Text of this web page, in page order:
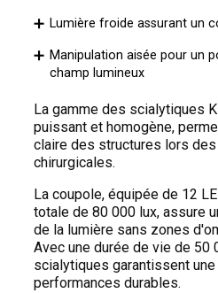
Lumière froide assurant un
Manipulation aisée pour un
champ lumineux
La gamme des scialytiques
puissant et homogène,
claire des structures lors
chirurgicales.
La coupole, équipée de 12
totale de 80 000 lux, assure
de la lumière sans zones
Avec une durée de vie de 50
scialytiques garantissent
performances durables.